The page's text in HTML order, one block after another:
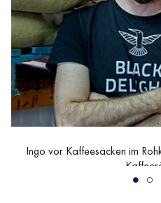
Ingo vor Kaffeesäcken im